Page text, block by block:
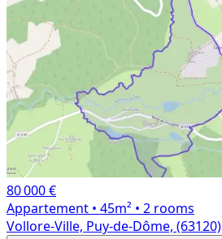
80 000 €
Appartement • 45m² • 2 rooms
Vollore-Ville, Puy-de-Dôme, (63120)